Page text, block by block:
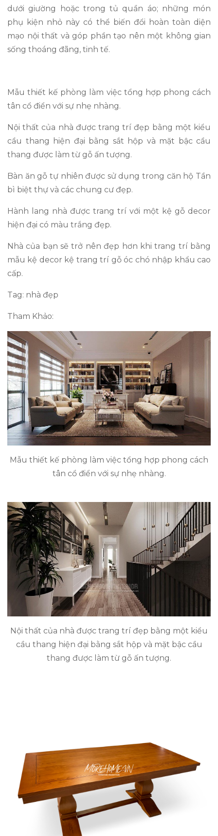
dưới giường hoặc trong tủ quần áo; những món
phụ kiện nhỏ này có thể biến đổi hoàn toàn diện
mạo nội thất và góp phần tạo nên một không gian
sống thoáng đãng, tinh tế.
Mẫu thiết kế phòng làm việc tổng hợp phong cách
tân cổ điển với sự nhẹ nhàng.
Nội thất của nhà được trang trí đẹp bằng một kiểu
cầu thang hiện đại bằng sắt hộp và mặt bậc cầu
thang được làm từ gỗ ấn tượng.
Bàn ăn gỗ tự nhiên được sử dụng trong căn hộ Tần
bì biệt thự và các chung cư đẹp.
Hành lang nhà được trang trí với một kệ gỗ decor
hiện đại có màu trắng đẹp.
Nhà của bạn sẽ trở nên đẹp hơn khi trang trí bằng
mẫu kệ decor kệ trang trí gỗ óc chó nhập khẩu cao
cấp.
Tag: nhà đẹp
Tham Khảo:
Mẫu thiết kế phòng làm việc tổng hợp phong cách
tân cổ điển với sự nhẹ nhàng.
Nội thất của nhà được trang trí đẹp bằng một kiểu
cầu thang hiện đại bằng sắt hộp và mặt bậc cầu
thang được làm từ gỗ ấn tượng.